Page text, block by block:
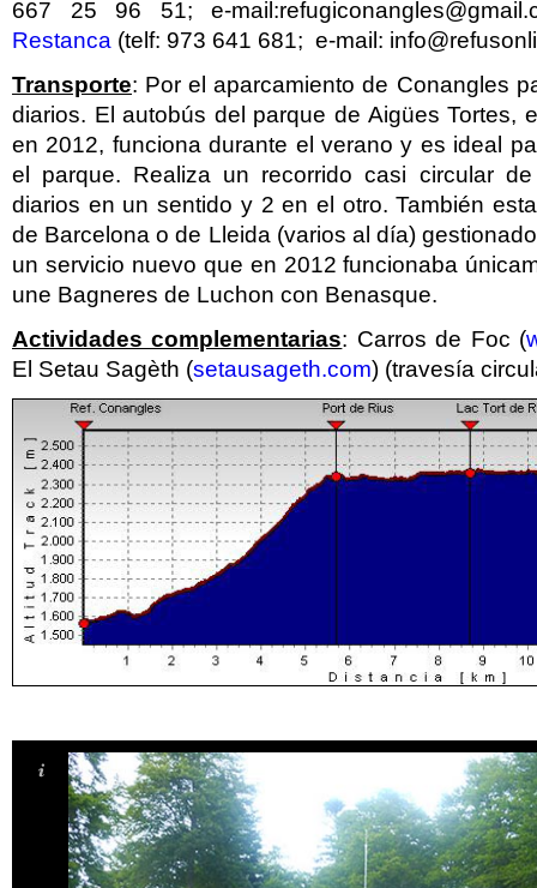
667 25 96 51; e-
Restanca (telf: 973 641 681; e-mail:
Transporte: Por el aparcamiento de Conangles
diarios. El autobús del parque de Aigües Tortes,
en 2012, funciona durante el verano y es ideal
el parque. Realiza un recorrido casi circular
diarios en un sentido y 2 en el otro. También
de Barcelona o de Lleida (varios al día)
un servicio nuevo que en 2012 funcionaba
une Bagneres de Luchon con Benasque.
Actividades complementarias: Carros de Foc (
El Setau Sagèth (setausageth.com) (travesía